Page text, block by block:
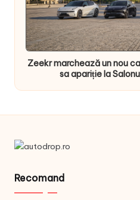
Zeekr marchează un nou
sa apariție la
Recomand